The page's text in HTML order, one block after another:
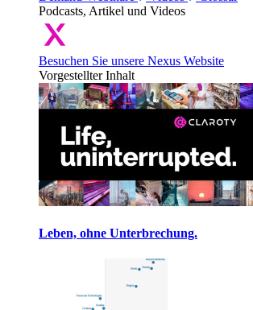
Podcasts, Artikel und Videos
Besuchen Sie unsere Nexus Website
Vorgestellter Inhalt
Leben, ohne Unterbrechung.